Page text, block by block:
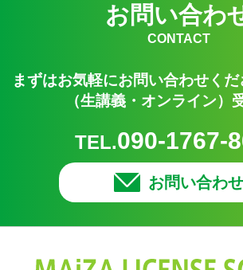
お問い合わ
CONTACT
まずはお気軽にお問い合わせく
（生講義・オンライン）
TEL.090-1767-
お問い合わせ